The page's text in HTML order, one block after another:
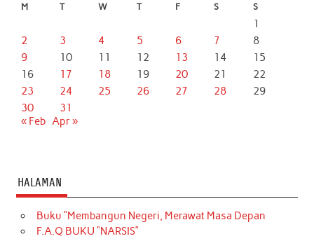
M T W T F S S
1
2
3 4 5 6 7
8
9
10 11 12 13 14
15
16
17 18 19 20 21
22
23
24 25 26 27 28
29
30
31
« Feb Apr »
HALAMAN
Buku “Membangun Negeri, Merawat Masa Depan
F.A.Q BUKU “NARSIS”